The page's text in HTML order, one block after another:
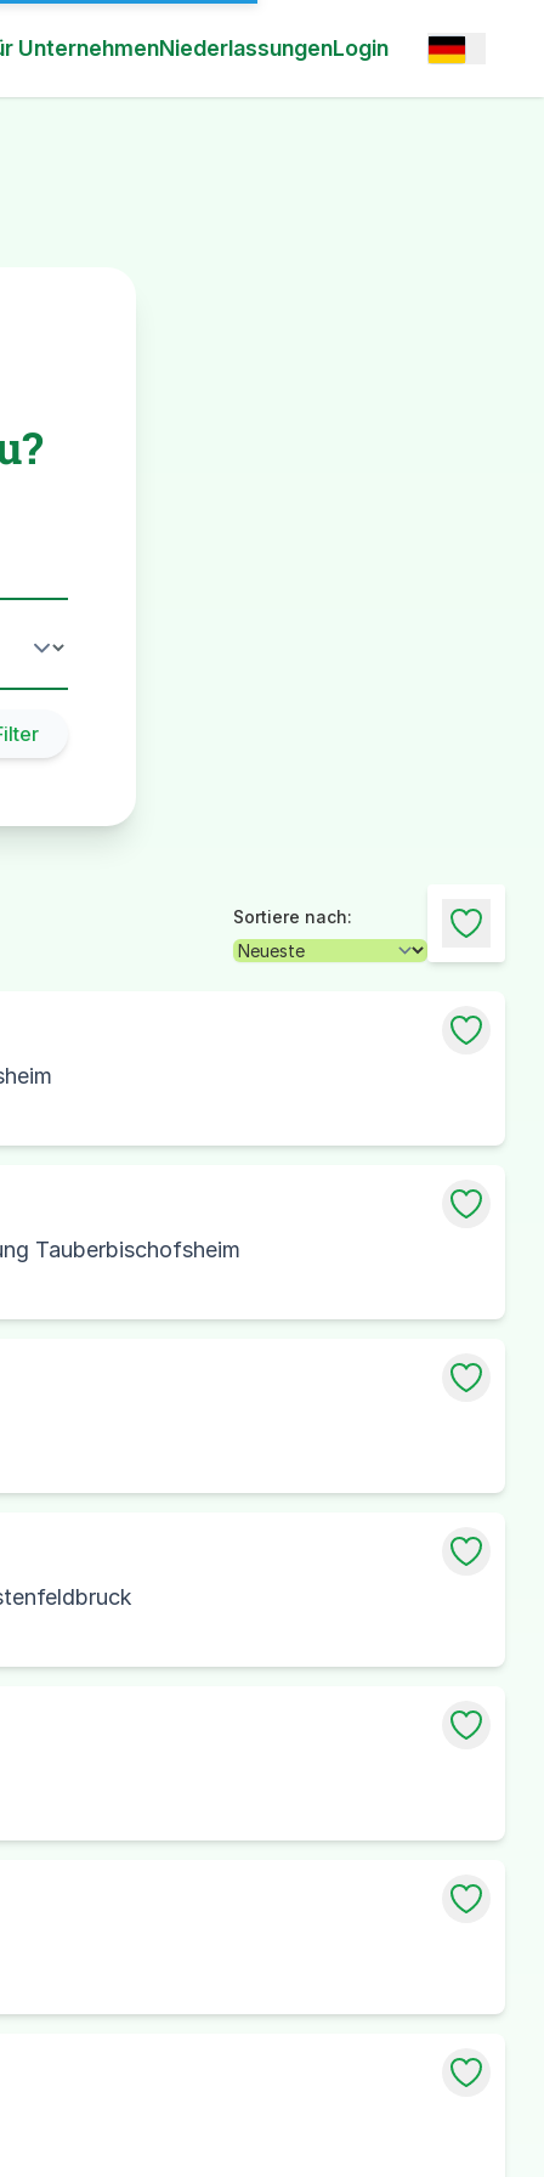
UnternehmenNiederlassungenLogin Open
Sortiere nach:
Tauberbischofsheim